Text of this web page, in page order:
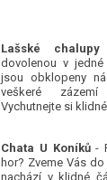
Lašské chalupy-
dovolenou v
jsou obklopeny
veškeré
Vychutnejte si
Chata U Koníků-
hor? Zveme Vás
nachází v klidné